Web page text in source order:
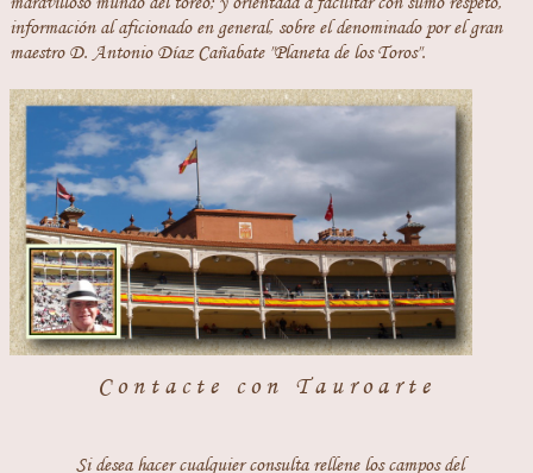
información al aficionado en general, sobre el denominado por el gran
maestro D. Antonio Díaz Cañabate "Planeta de los Toros".
Contacte con Tauroarte
Si desea hacer cualquier consulta rellene los campos del